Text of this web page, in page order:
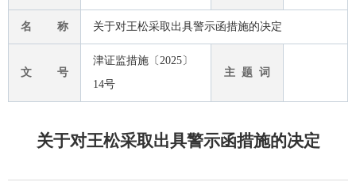
名 称 关于对王松采取出具警示函措施的决定
文 号
津证监措施〔2025〕
14号
主 题 词
关于对王松采取出具警示函措施的决定